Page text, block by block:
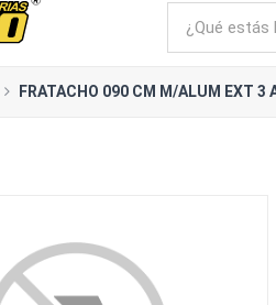
FRATACHO 090 CM M/ALUM EXT 3